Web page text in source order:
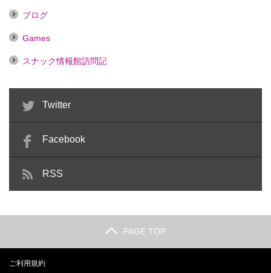
ブログ
Games
スナック情報館訪問記
Twitter
Facebook
RSS
PAGE TOP
ご利用規約